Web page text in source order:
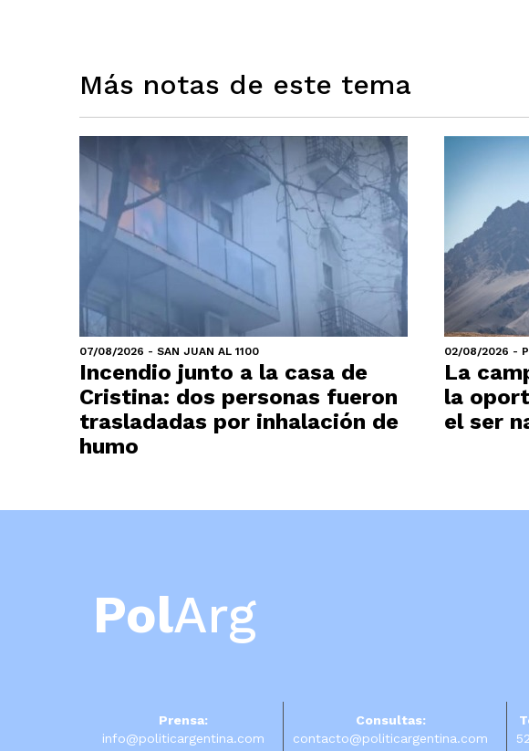
Más notas de este tema
07/08/2026 - SAN JUAN AL 1100
Incendio junto a la casa de
Cristina: dos personas fueron
trasladadas por inhalación de
humo
02/08/2026 -
La
la
el ser
PolArg
Prensa:
info@politicargentina.com
Consultas:
contacto@politicargentina.com